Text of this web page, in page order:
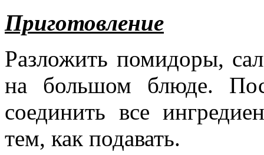
Приготовление
Разложить помидоры,
на большом блюде.
соединить все
тем, как подавать.